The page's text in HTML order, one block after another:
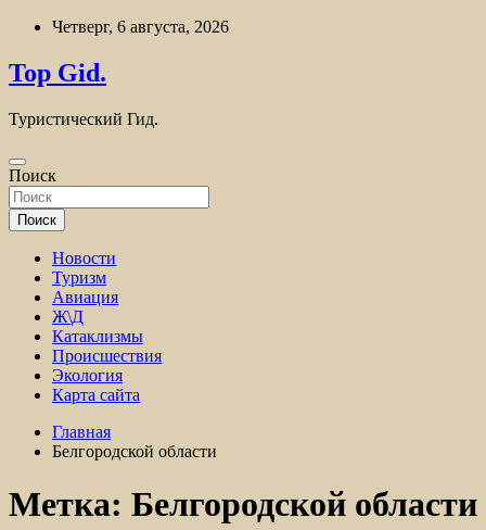
Перейти
содержимому
Четверг, 6 августа, 2026
Top Gid.
Туристический Гид.
Поиск
Поиск
Новости
Туризм
Авиация
Ж\Д
Катаклизмы
Происшествия
Экология
Карта сайта
Главная
Белгородской области
Метка: Белгородской области